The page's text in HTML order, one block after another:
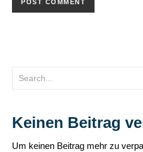
Keinen Beitrag
Um keinen Beitrag mehr zu